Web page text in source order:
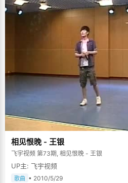
相见恨晚 - 王银
飞宇视频 第73期, 相见恨晚 - 王银
UP主: 飞宇视频
歌曲 • 2010/5/29